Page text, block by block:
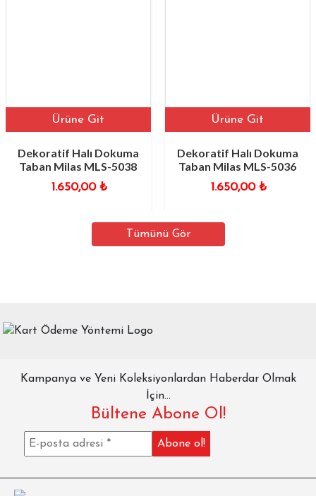
Ürüne Git
Dekoratif Halı Dokuma
Taban Milas MLS-5038
1.650,00 ₺
Ürüne Git
Dekoratif Halı Dokuma
Taban Milas MLS-5036
1.650,00 ₺
Tümünü Gör
Kampanya ve Yeni Koleksiyonlardan Haberdar Olmak
İçin...
Bültene Abone Ol!